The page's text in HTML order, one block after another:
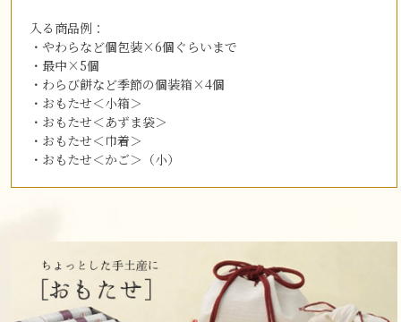
入る商品例：
・やわらなど個包装×6個ぐらいまで
・最中×5個
・わらび餅など季節の個装箱×4個
・おもたせ＜小箱＞
・おもたせ＜あずま袋＞
・おもたせ＜巾着＞
・おもたせ＜かご＞（小）